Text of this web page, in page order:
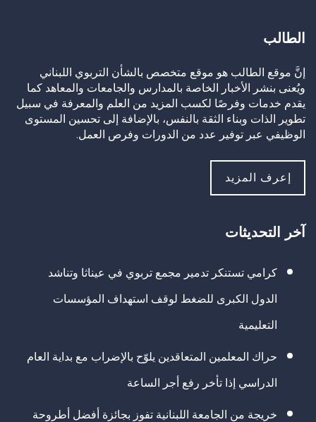
الطالب
إنَّ موقع الطالب هو موقع متخصص بالشأن التربوي اللبناني
ويُعنى بنشر الأخبار الخاصة بالمدارس والجامعات والمعاهد كما
يقدم خدمات وفرصًا لكسب المزيد من العلم والمعرفة في سبيل
تطوير الذات وبناء الثقة بالنفس، بالإضافة إلى تحسين المستوى
الوظيفي عبر توفير عدد من الدورات وفرص العمل.
إعرف المزيد
آخر التحديثات
كرامي تستنكر تدمير مجمع تربوي في عيناثا وتناشد
الدول الكبرى للضغط لوقف استهداف المؤسسات
التعليمية
حراك المعلمين المتعاقدين يلوّح بالإضراب مع بداية العام
الدراسي إذا تأخر رفع أجر الساعة
خريجة من الجامعة اللبنانية تفوز بجائزة أفضل أطروحة